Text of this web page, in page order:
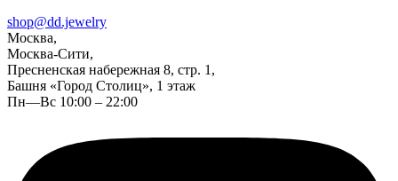
shop@dd.jewelry
Москва,
Москва-Сити,
Пресненская набережная 8, стр. 1,
Башня «Город Столиц», 1 этаж
Пн—Вс 10:00 – 22:00